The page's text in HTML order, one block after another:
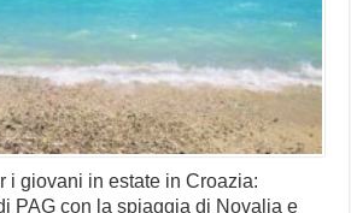
i giovani in estate in Croazia:
PAG con la spiaggia di Novalja e